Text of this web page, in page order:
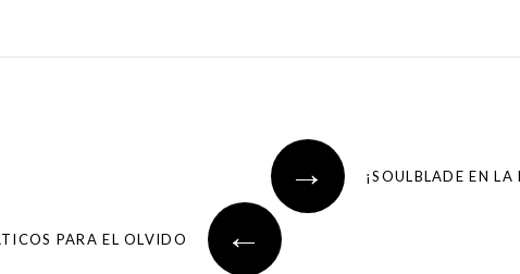
→ ¡SOULBLADE EN LA
←
PARA EL OLVIDO